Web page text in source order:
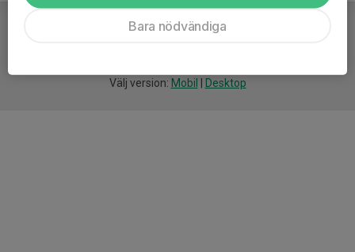
Välj version: Mobil Desktop
Bara nödvändiga